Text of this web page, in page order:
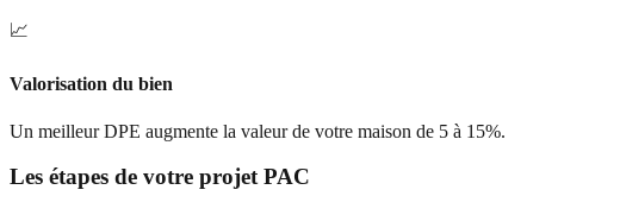
📈
Valorisation du bien
Un meilleur DPE augmente la valeur de votre maison de 5 à 15%.
Les étapes de votre projet PAC